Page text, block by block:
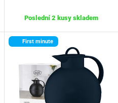
Poslední 2 kusy skladem
First minute